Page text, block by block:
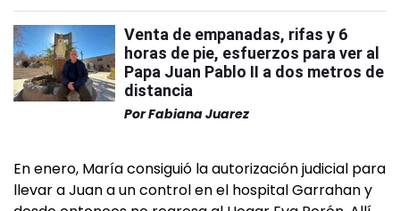
Venta de empanadas, rifas y 6
horas de pie, esfuerzos para ver al
Papa Juan Pablo II a dos metros de
distancia
PorFabiana Juarez
En enero, María consiguió la autorización judicial para
llevar a Juan a un control en el hospital Garrahan y